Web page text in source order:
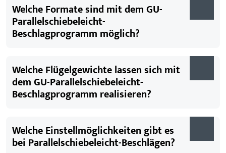
Welche Formate sind mit dem GU-
Parallelschiebeleicht-
Beschlagprogramm möglich?
Welche Flügelgewichte lassen sich mit
dem GU-Parallelschiebeleicht-
Beschlagprogramm realisieren?
Welche Einstellmöglichkeiten gibt es
bei Parallelschiebeleicht-Beschlägen?